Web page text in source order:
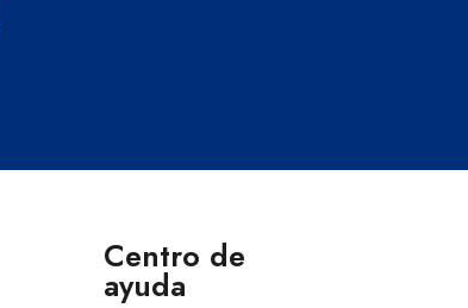
Centro de
ayuda